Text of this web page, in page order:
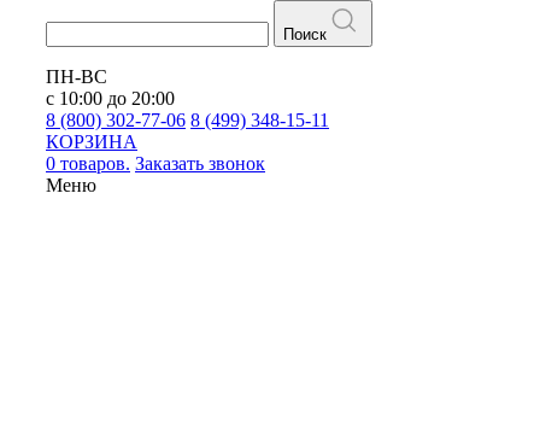
Поиск
ПН-ВС
с 10:00 до 20:00
8 (800) 302-77-06 8 (499) 348-15-11
КОРЗИНА
0 товаров. Заказать звонок
Меню